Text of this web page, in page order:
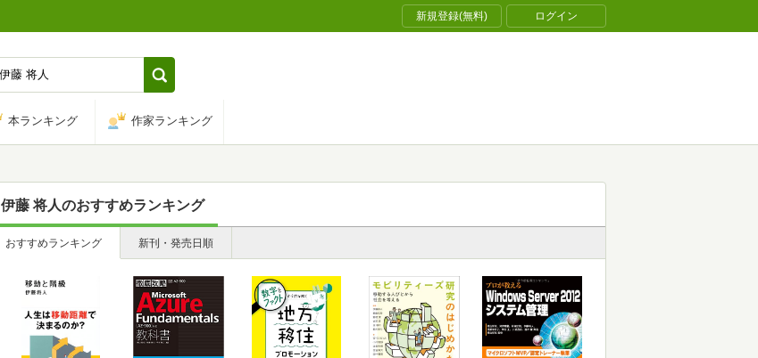
新規登録(無料) ログイン
本ランキング 作家ランキング
伊藤 将人のおすすめランキング
おすすめランキング 新刊・発売日順